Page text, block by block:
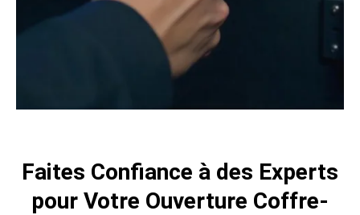
Faites Confiance à des Experts
pour Votre Ouverture Coffre-